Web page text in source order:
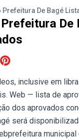
Prefeitura De Bagé
De
inclusive em
Web — lista de
dos aprovados
será
municipal